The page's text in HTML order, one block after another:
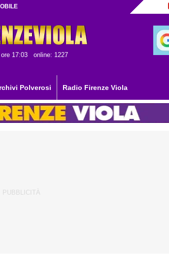
17:03 online: 1227
Polverosi Radio Firenze Viola